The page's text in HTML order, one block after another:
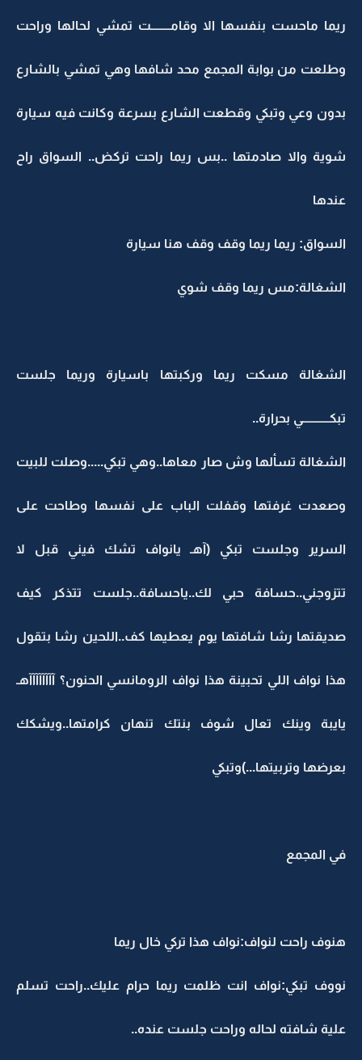
ريما ماحست بنفسها الا وقامــــــــت تمشي لحالها وراحت
وطلعت من بوابة المجمع محد شافها وهي تمشي بالشارع
بدون وعي وتبكي وقطعت الشارع بسرعة وكانت فيه سيارة
شوية والا صادمتها ..بس ريما راحت تركض.. السواق راح
عندها
السواق: ريما ريما وقف وقف هنا سيارة
الشغالة:مس ريما وقف شوي
الشغالة مسكت ريما وركبتها باسيارة وريما جلست
تبكـــــــــــي بحرارة..
الشغالة تسألها وش صار معاها..وهي تبكي.....وصلت للبيت
وصعدت غرفتها وقفلت الباب على نفسها وطاحت على
السرير وجلست تبكي (آهـ يانواف تشك فيني قبل لا
تتزوجني..حسافة حبي لك..ياحسافة..جلست تتذكر كيف
صديقتها رشا شافتها يوم يعطيها كف..اللحين رشا بتقول
هذا نواف اللي تحبينة هذا نواف الرومانسي الحنون؟ آآآآآآآآهـ
يايبة وينك تعال شوف بنتك تنهان كرامتها..ويشكك
بعرضها وتربيتها...)وتبكي
في المجمع
هنوف راحت لنواف:نواف هذا تركي خال ريما
نووف تبكي:نواف انت ظلمت ريما حرام عليك..راحت تسلم
علية شافته لحاله وراحت جلست عنده..